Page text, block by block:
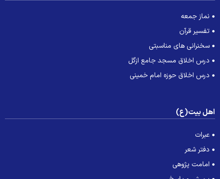
نماز جمعه
تفسیر قرآن
سخنرانی های مناسبتی
درس اخلاق مسجد جامع ازگل
درس اخلاق حوزه امام خمینی
بیت(ع)
عبرات
دفتر شعر
امامت پژوهی